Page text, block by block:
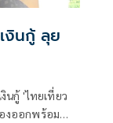
งินกู้ ลุย
นกู้ 'ไทยเที่ยว
งออกพร้อม